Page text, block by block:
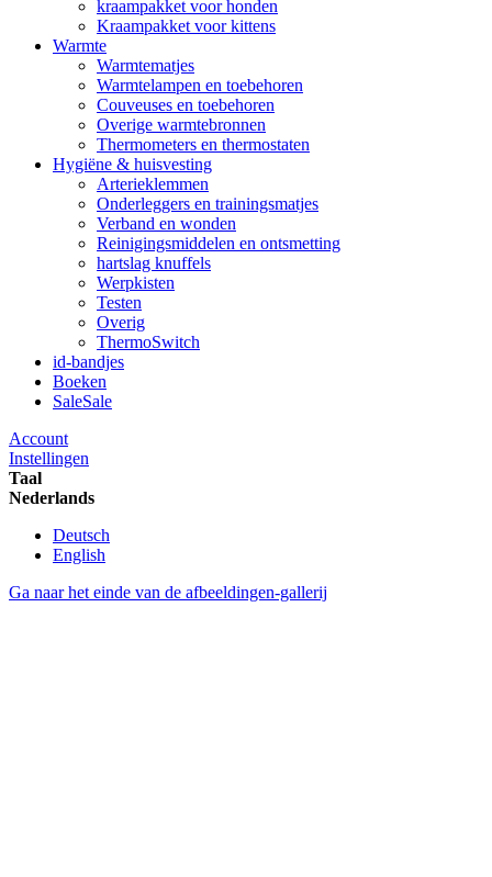
kraampakket voor honden
Kraampakket voor kittens
Warmte
Warmtematjes
Warmtelampen en toebehoren
Couveuses en toebehoren
Overige warmtebronnen
Thermometers en thermostaten
Hygiëne & huisvesting
Arterieklemmen
Onderleggers en trainingsmatjes
Verband en wonden
Reinigingsmiddelen en ontsmetting
hartslag knuffels
Werpkisten
Testen
Overig
ThermoSwitch
id-bandjes
Boeken
SaleSale
Account
Instellingen
Taal
Nederlands
Deutsch
English
Ga naar het einde van de afbeeldingen-gallerij